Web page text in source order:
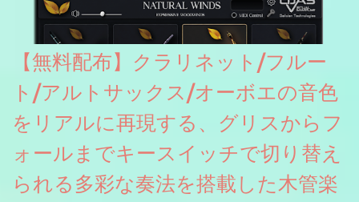
【無料配布】クラリネット/フルー
ト/アルトサックス/オーボエの音色
をリアルに再現する、グリスからフ
ォールまでキースイッチで切り替え
られる多彩な奏法を搭載した木管楽